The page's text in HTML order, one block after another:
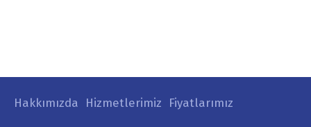
Hakkımızda Hizmetlerimiz Fiyatlarımız